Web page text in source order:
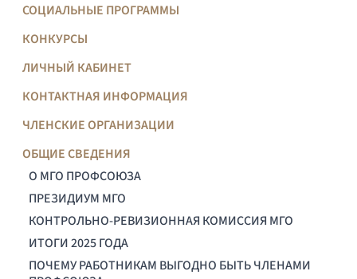
СОЦИАЛЬНЫЕ ПРОГРАММЫ
КОНКУРСЫ
ЛИЧНЫЙ КАБИНЕТ
КОНТАКТНАЯ ИНФОРМАЦИЯ
ЧЛЕНСКИЕ ОРГАНИЗАЦИИ
ОБЩИЕ СВЕДЕНИЯ
О МГО ПРОФСОЮЗА
ПРЕЗИДИУМ МГО
КОНТРОЛЬНО-РЕВИЗИОННАЯ КОМИССИЯ МГО
ИТОГИ 2025 ГОДА
ПОЧЕМУ РАБОТНИКАМ ВЫГОДНО БЫТЬ ЧЛЕНАМИ